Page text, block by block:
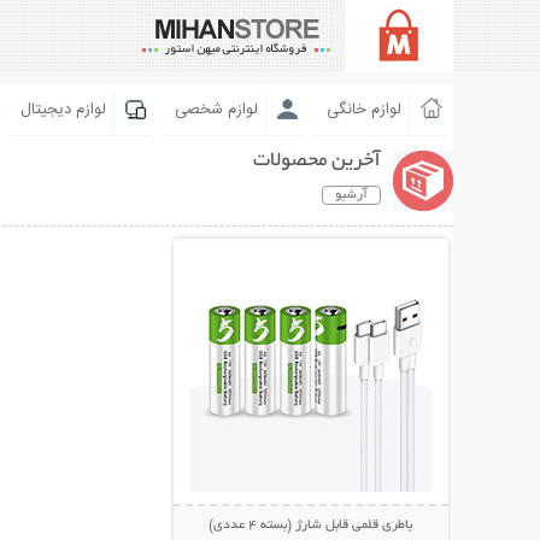
لوازم خانگی لوازم شخصی لوازم دیجیتال
آخرین محصولات
آرشیو
باطری قلمی قابل شارژ (بسته 4 عددی)